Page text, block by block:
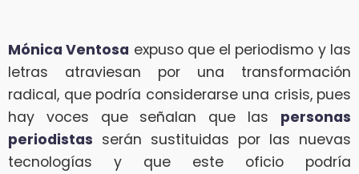
Mónica Ventosa expuso que el periodismo y las
letras atraviesan por una transformación
radical, que podría considerarse una crisis, pues
hay voces que señalan que las personas
periodistas serán sustituidas por las nuevas
tecnologías y que este oficio podría